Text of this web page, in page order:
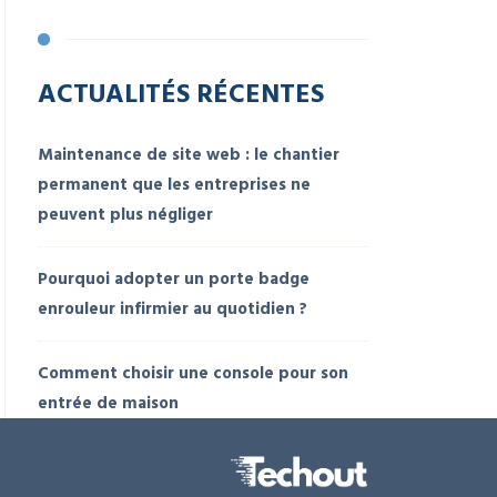
ACTUALITÉS RÉCENTES
Maintenance de site web : le chantier
permanent que les entreprises ne
peuvent plus négliger
Pourquoi adopter un porte badge
enrouleur infirmier au quotidien ?
Comment choisir une console pour son
entrée de maison